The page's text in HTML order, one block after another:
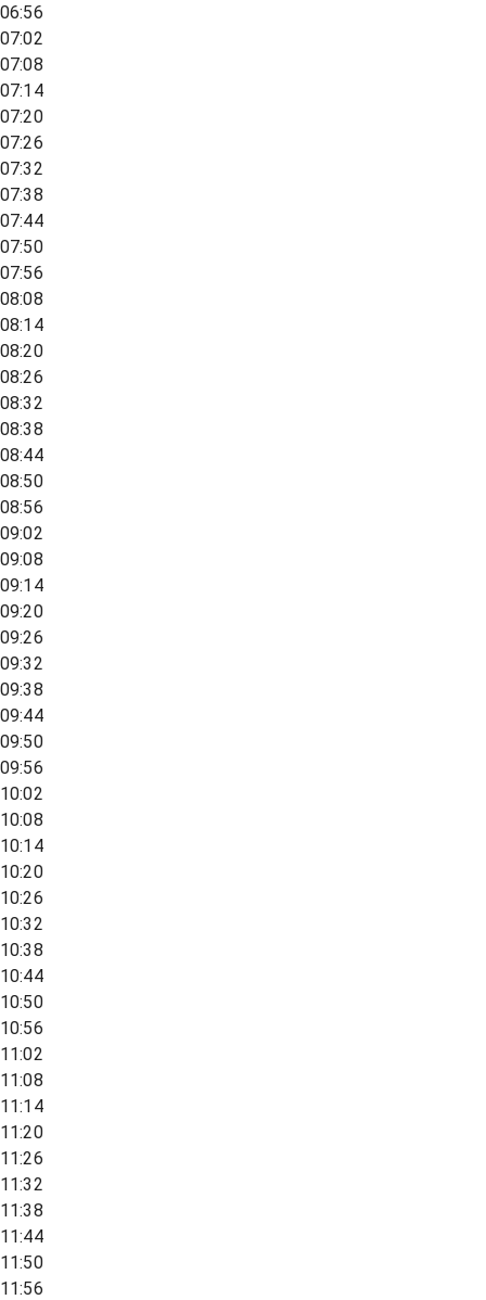
06:56
07:02
07:08
07:14
07:20
07:26
07:32
07:38
07:44
07:50
07:56
08:08
08:14
08:20
08:26
08:32
08:38
08:44
08:50
08:56
09:02
09:08
09:14
09:20
09:26
09:32
09:38
09:44
09:50
09:56
10:02
10:08
10:14
10:20
10:26
10:32
10:38
10:44
10:50
10:56
11:02
11:08
11:14
11:20
11:26
11:32
11:38
11:44
11:50
11:56